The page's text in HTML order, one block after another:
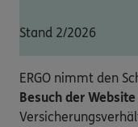
Stand 2/2026
ERGO nimmt den
Besuch der